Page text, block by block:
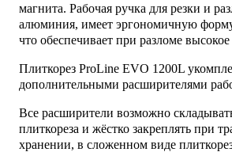
магнита. Рабочая ручка для резки и
алюминия, имеет эргономичную
что обеспечивает при разломе
Плиткорез ProLine EVO 1200L
дополнительными расширителями
Все расширители возможно
плиткореза и жёстко закреплять при
хранении, в сложенном виде